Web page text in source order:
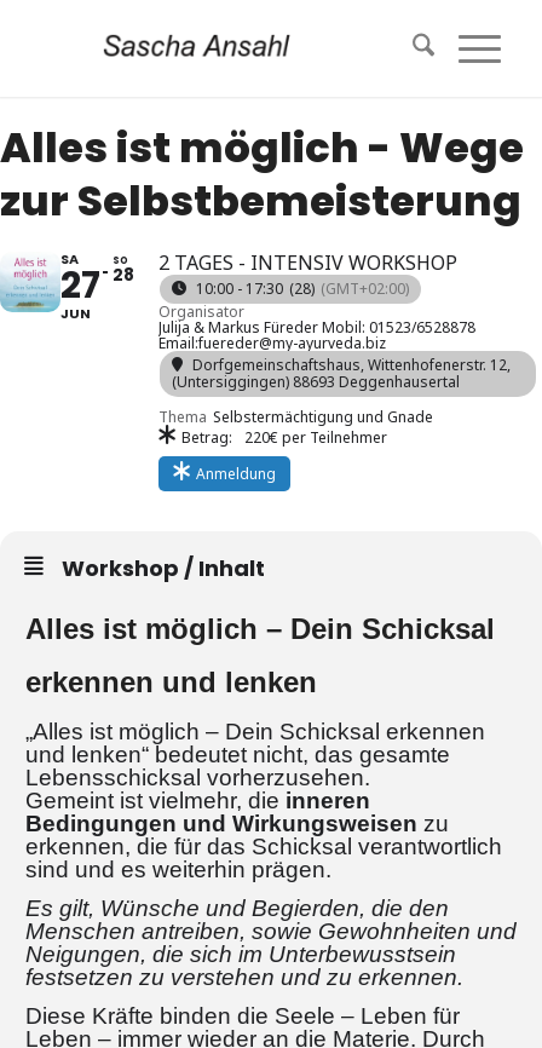
Alles ist möglich - Wege
zur Selbstbemeisterung
SA
27
JUN
SO
28 2 TAGES - INTENSIV WORKSHOP
10:00 - 17:30 (28) (GMT+02:00)
Organisator
Julija & Markus Füreder Mobil: 01523/6528878
Email:fuereder@my-ayurveda.biz
Dorfgemeinschaftshaus, Wittenhofenerstr. 12,
(Untersiggingen) 88693 Deggenhausertal
Thema Selbstermächtigung und Gnade
Betrag:
220€ per Teilnehmer
Anmeldung
Workshop / Inhalt
Alles ist möglich – Dein Schicksal
erkennen und lenken
„Alles ist möglich – Dein Schicksal erkennen
und lenken“ bedeutet nicht, das gesamte
Lebensschicksal vorherzusehen.
Gemeint ist vielmehr, die inneren
Bedingungen und Wirkungsweisen zu
erkennen, die für das Schicksal verantwortlich
sind und es weiterhin prägen.
Es gilt, Wünsche und Begierden, die den
Menschen antreiben, sowie Gewohnheiten und
Neigungen, die sich im Unterbewusstsein
festsetzen zu verstehen und zu erkennen.
Diese Kräfte binden die Seele – Leben für
Leben – immer wieder an die Materie. Durch